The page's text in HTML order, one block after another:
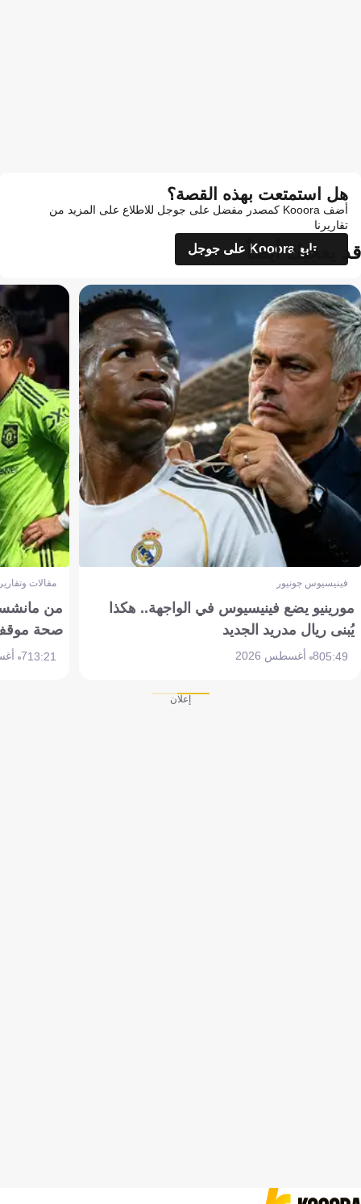
هل استمتعت بهذه القصة؟
أضف Kooora كمصدر مفضل على جوجل للاطلاع على المزيد من
تقاريرنا
تابع Kooora على جوجل
قد يعجبك أيضاً
فينيسيوس جونيور
مورينيو يضع فينيسيوس في الواجهة.. هكذا
يُبنى ريال مدريد الجديد
05:498 أغسطس 2026
مقالات
من
صحة موقف
13:217 أغسطس 2026
إعلان